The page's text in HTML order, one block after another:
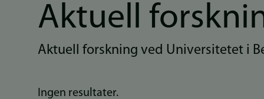
Aktuell
Aktuell forskning ved Universitetet i
Ingen resultater.